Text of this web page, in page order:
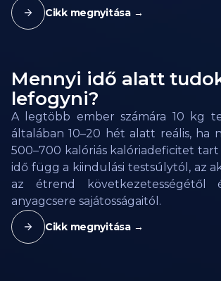
Cikk megnyitása →
Mennyi idő alatt
lefogyni?
A legtöbb ember számára 10 kg
általában 10–20 hét alatt reális, ha
500–700 kalóriás kalóriadeficitet
idő függ a kiindulási testsúlytól, az
az étrend következetességétől
anyagcsere sajátosságaitól.
Cikk megnyitása →